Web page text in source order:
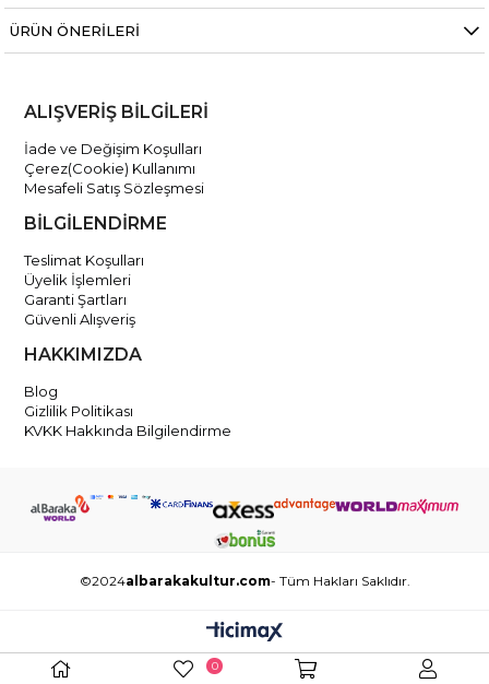
ÜRÜN ÖNERILERI
ALIŞVERİŞ BİLGİLERİ
İade ve Değişim Koşulları
Çerez(Cookie) Kullanımı
Mesafeli Satış Sözleşmesi
BİLGİLENDİRME
Teslimat Koşulları
Üyelik İşlemleri
Garanti Şartları
Güvenli Alışveriş
HAKKIMIZDA
Blog
Gizlilik Politikası
KVKK Hakkında Bilgilendirme
©2024albarakakultur.com- Tüm Hakları Saklıdır.
0